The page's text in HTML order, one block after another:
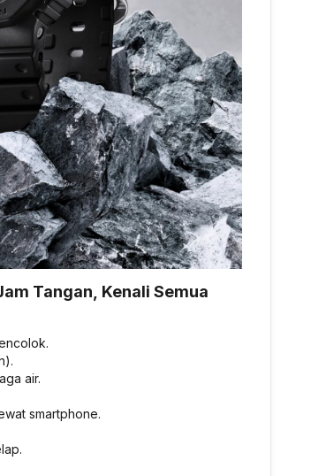
Tangan, Kenali Semua
air.
smartphone.